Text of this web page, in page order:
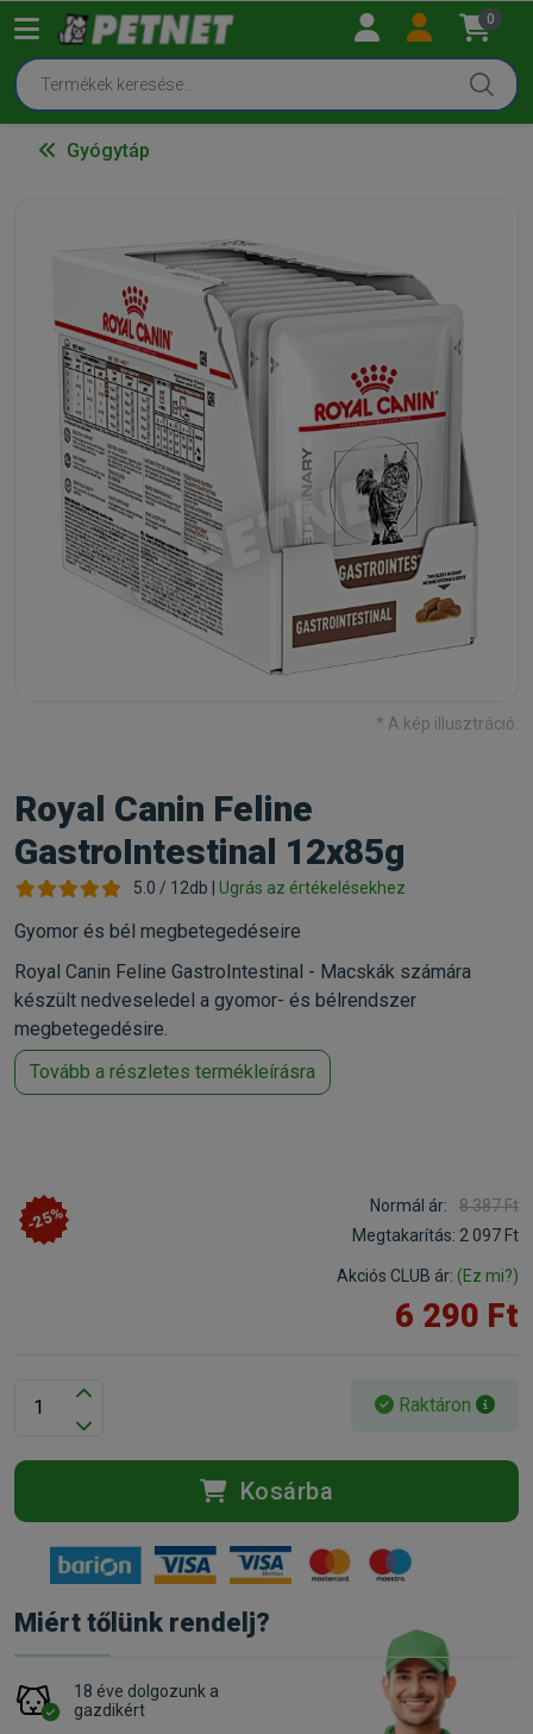
0
Gyógytáp
* A kép illusztráció.
Royal Canin Feline
GastroIntestinal 12x85g
5.0 / 12db | Ugrás az értékelésekhez
Gyomor és bél megbetegedéseire
Royal Canin Feline GastroIntestinal - Macskák számára
készült nedveseledel a gyomor- és bélrendszer
megbetegedésire.
Tovább a részletes termékleírásra
-25% Normál ár:
8 387 Ft
Megtakarítás: 2 097 Ft
Akciós CLUB ár: (Ez mi?)
6 290 Ft
Raktáron
Kosárba
Miért tőlünk rendelj?
18 éve dolgozunk a
gazdikért